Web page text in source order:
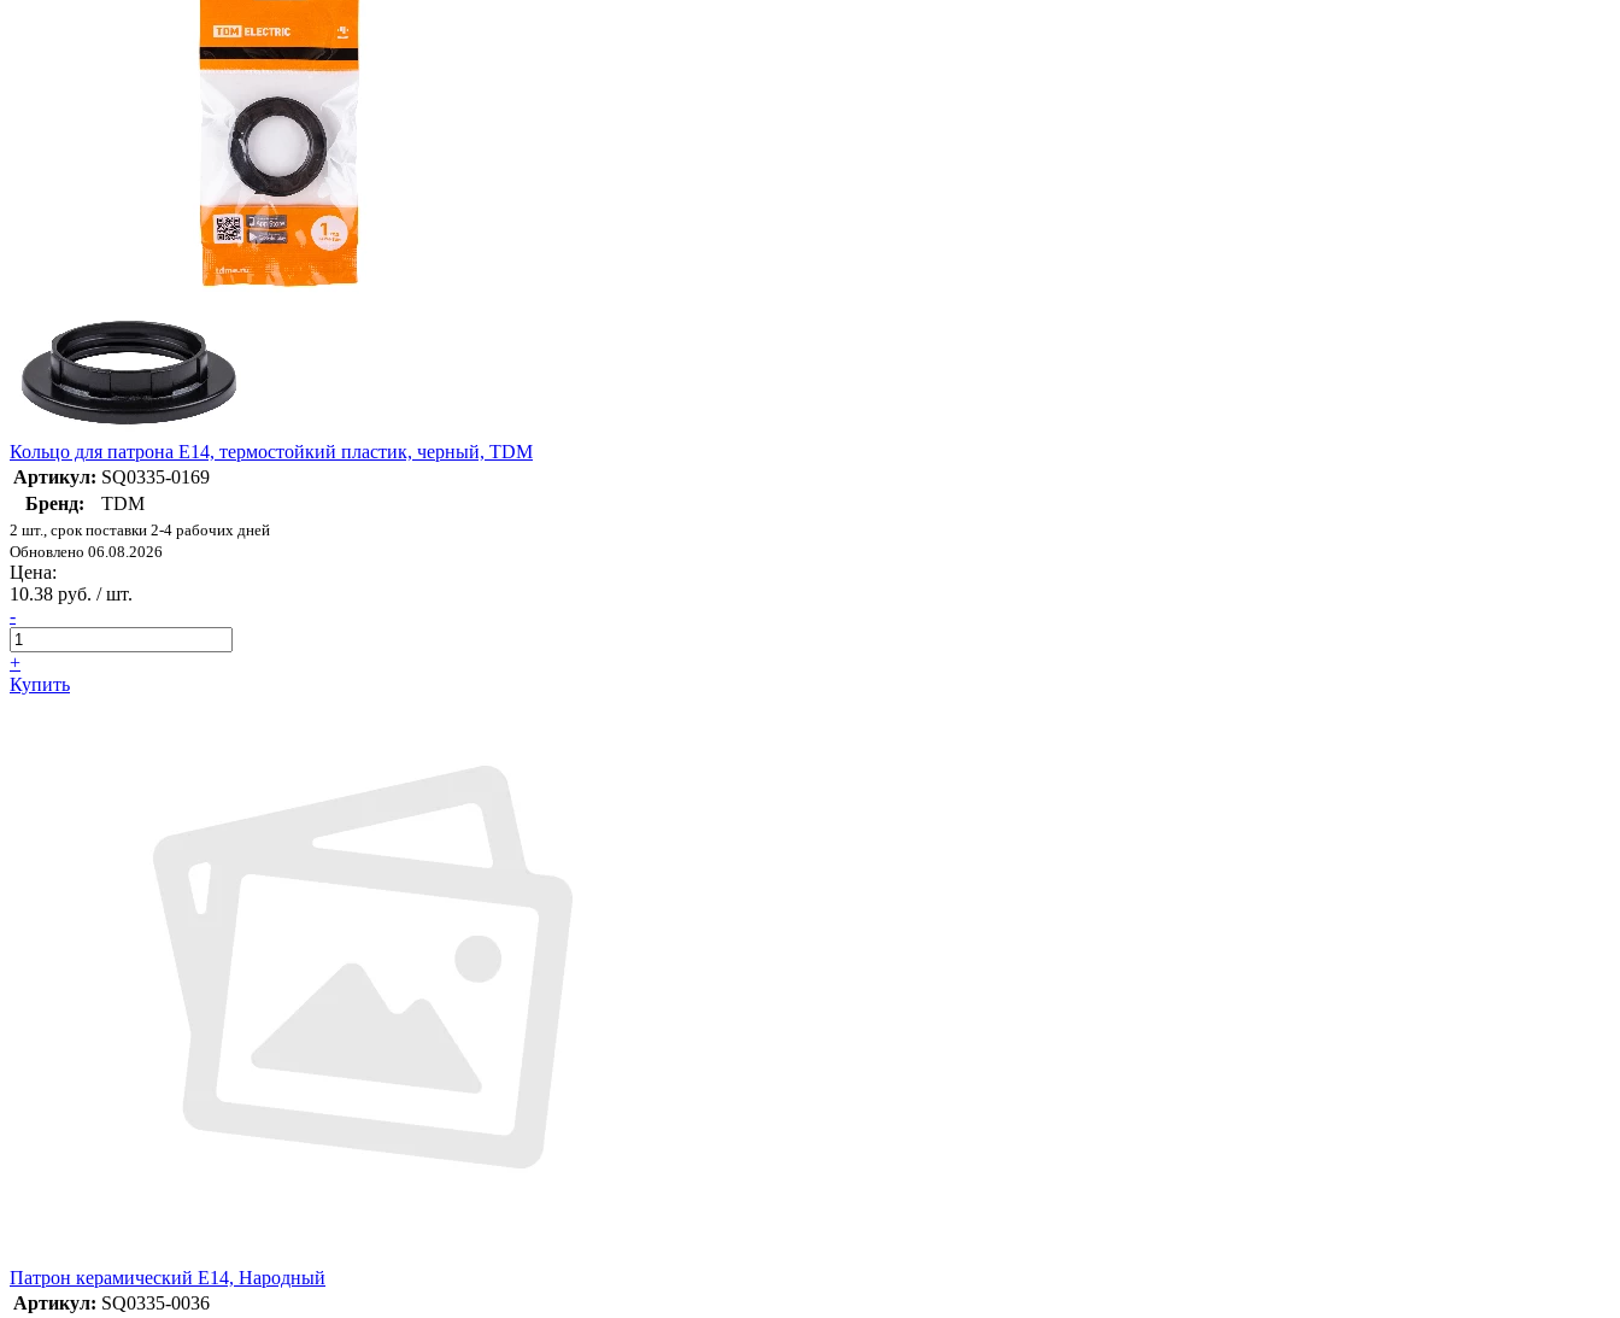
Кольцо для патрона Е14, термостойкий пластик, черный, TDM
Артикул: SQ0335-0169
Бренд:
TDM
2 шт., срок поставки 2-4 рабочих дней
Обновлено 06.08.2026
Цена:
10.38 руб. / шт.
-
+
Купить
Патрон керамический E14, Народный
Артикул: SQ0335-0036